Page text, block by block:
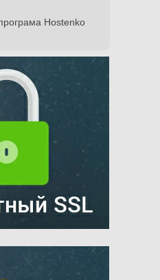
Hostenko